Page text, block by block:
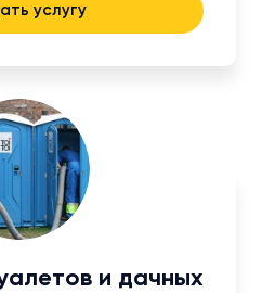
услугу
и дачных